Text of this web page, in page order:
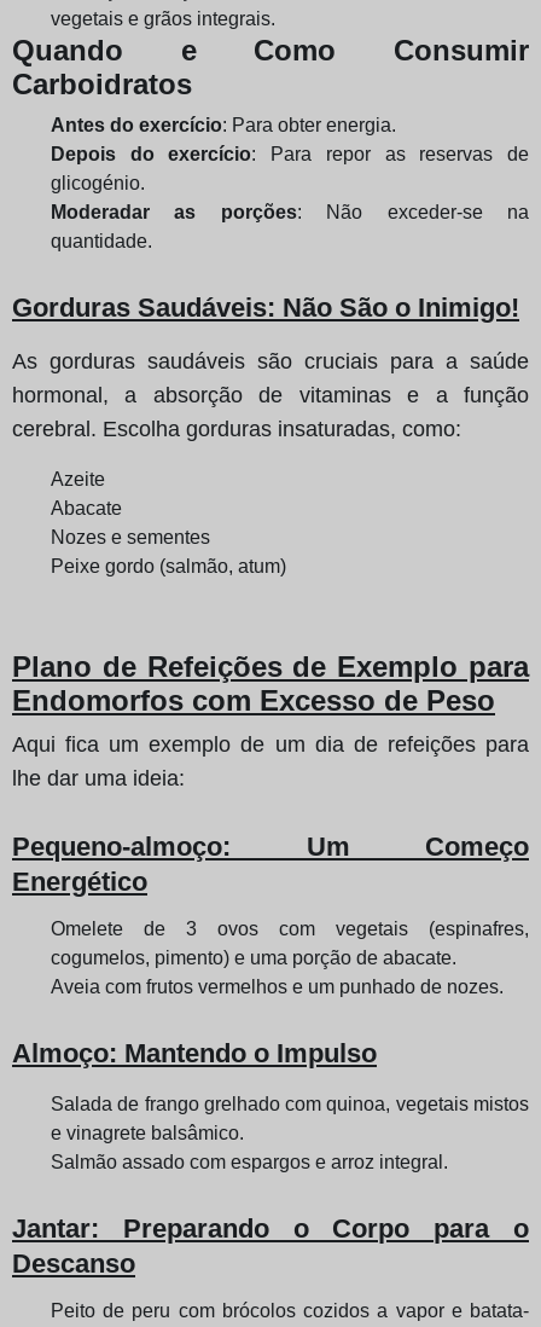
vegetais e grãos integrais.
Quando e Como Consumir
Carboidratos
Antes do exercício: Para obter energia.
Depois do exercício: Para repor as reservas de
glicogénio.
Moderadar as porções: Não exceder-se na
quantidade.
Gorduras Saudáveis: Não São o Inimigo!
As gorduras saudáveis são cruciais para a saúde
hormonal, a absorção de vitaminas e a função
cerebral. Escolha gorduras insaturadas, como:
Azeite
Abacate
Nozes e sementes
Peixe gordo (salmão, atum)
Plano de Refeições de Exemplo para
Endomorfos com Excesso de Peso
Aqui fica um exemplo de um dia de refeições para
lhe dar uma ideia:
Pequeno-almoço: Um Começo
Energético
Omelete de 3 ovos com vegetais (espinafres,
cogumelos, pimento) e uma porção de abacate.
Aveia com frutos vermelhos e um punhado de nozes.
Almoço: Mantendo o Impulso
Salada de frango grelhado com quinoa, vegetais mistos
e vinagrete balsâmico.
Salmão assado com espargos e arroz integral.
Jantar: Preparando o Corpo para o
Descanso
Peito de peru com brócolos cozidos a vapor e batata-